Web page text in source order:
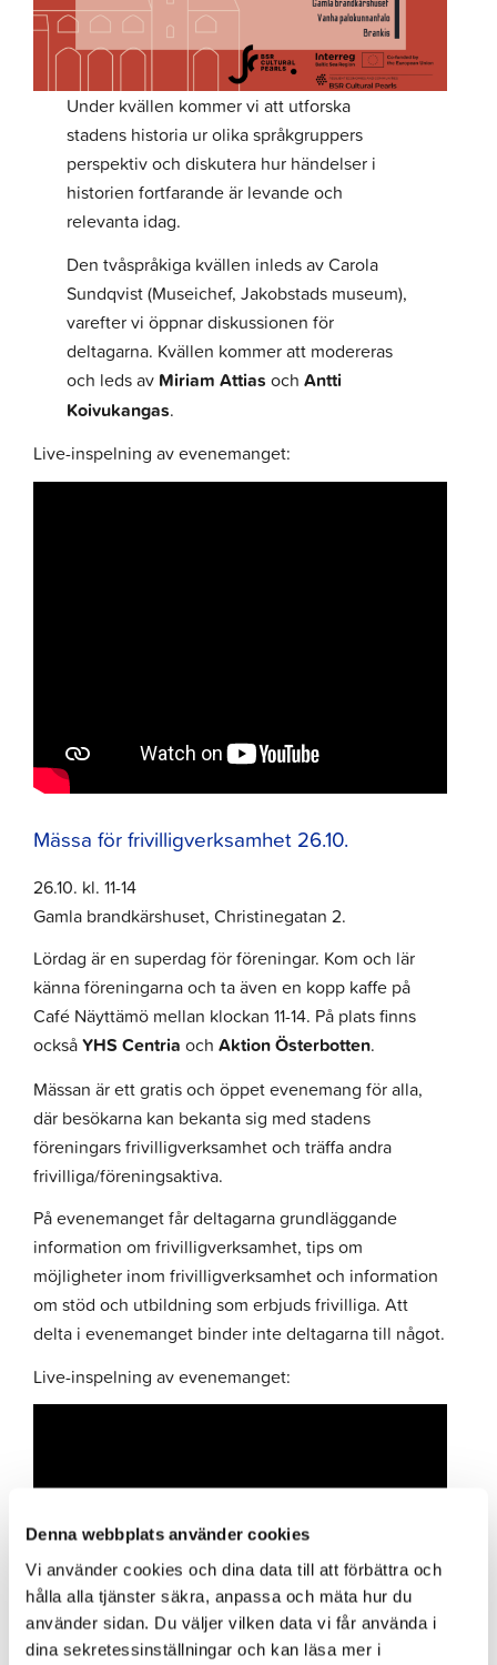
Denna webbplats använder cookies
Vi använder cookies och dina data till att förbättra och
hålla alla tjänster säkra, anpassa och mäta hur du
använder sidan. Du väljer vilken data vi får använda i
dina sekretessinställningar och kan läsa mer i
Under kvällen kommer vi att utforska
stadens historia ur olika språkgruppers
perspektiv och diskutera hur händelser i
historien fortfarande är levande och
relevanta idag.
Den tvåspråkiga kvällen inleds av Carola
Sundqvist (Museichef, Jakobstads museum),
varefter vi öppnar diskussionen för
deltagarna. Kvällen kommer att modereras
och leds av Miriam Attias och Antti
Koivukangas.
Live-inspelning av evenemanget:
Mässa för frivilligverksamhet 26.10.
26.10. kl. 11-14
Gamla brandkärshuset, Christinegatan 2.
Lördag är en superdag för föreningar. Kom och lär
känna föreningarna och ta även en kopp kaffe på
Café Näyttämö mellan klockan 11-14. På plats finns
ocksåYHS Centria ochAktion Österbotten.
Mässan är ett gratis och öppet evenemang för alla,
där besökarna kan bekanta sig med stadens
föreningars frivilligverksamhet och träffa andra
frivilliga/föreningsaktiva.
På evenemanget får deltagarna grundläggande
information om frivilligverksamhet, tips om
möjligheter inom frivilligverksamhet och information
om stöd och utbildning som erbjuds frivilliga. Att
delta i evenemanget binder inte deltagarna till något.
Live-inspelning av evenemanget: